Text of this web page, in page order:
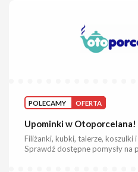
POLECAMY OFERTA
Upominki w Otoporcelana!
Filiżanki, kubki, talerze, koszulki
Sprawdź dostępne pomysły na